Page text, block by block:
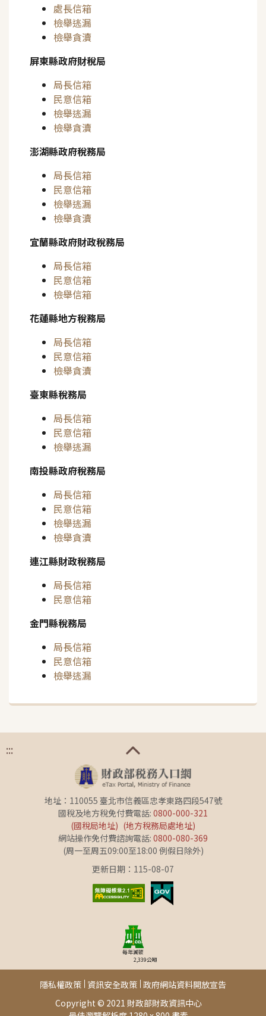
處長信箱
檢舉逃漏
檢舉貪瀆
屏東縣政府財稅局
局長信箱
民意信箱
檢舉逃漏
檢舉貪瀆
澎湖縣政府稅務局
局長信箱
民意信箱
檢舉逃漏
檢舉貪瀆
宜蘭縣政府財政稅務局
局長信箱
民意信箱
檢舉信箱
花蓮縣地方稅務局
局長信箱
民意信箱
檢舉貪瀆
臺東縣稅務局
局長信箱
民意信箱
檢舉逃漏
南投縣政府稅務局
局長信箱
民意信箱
檢舉逃漏
檢舉貪瀆
連江縣財政稅務局
局長信箱
民意信箱
金門縣稅務局
局長信箱
民意信箱
檢舉逃漏
:::
地址：110055 臺北市信義區忠孝東路四段547號
國稅及地方稅免付費電話: 0800-000-321
(國稅局地址) (地方稅務局處地址)
網站操作免付費諮詢電話: 0800-080-369
(周一至周五09:00至18:00 例假日除外)
更新日期：115-08-07
每年減碳
2,339公噸
Copyright © 2021 財政部財政資訊中心
隱私權政策 資訊安全政策 政府網站資料開放宣告